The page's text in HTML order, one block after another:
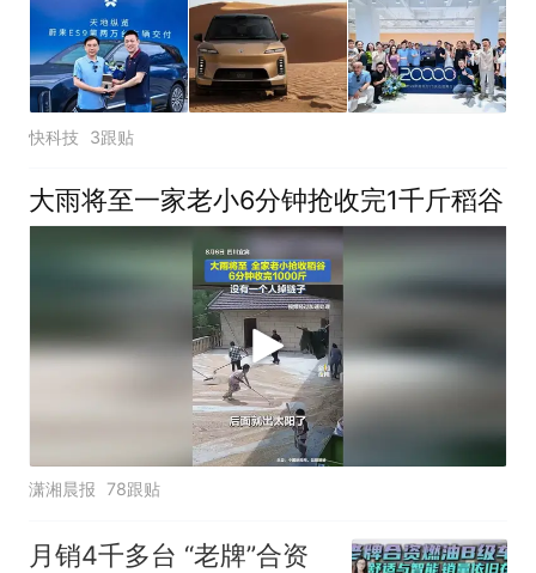
快科技 3跟贴
大雨将至一家老小6分钟抢收完1千斤稻谷
潇湘晨报 78跟贴
月销4千多台 “老牌”合资